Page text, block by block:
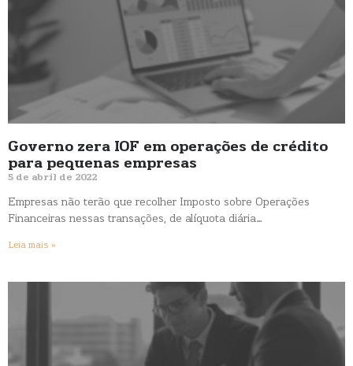
Governo zera IOF em operações de crédito
para pequenas empresas
5 de abril de 2022
Empresas não terão que recolher Imposto sobre Operações
Financeiras nessas transações, de alíquota diária…
Leia mais »